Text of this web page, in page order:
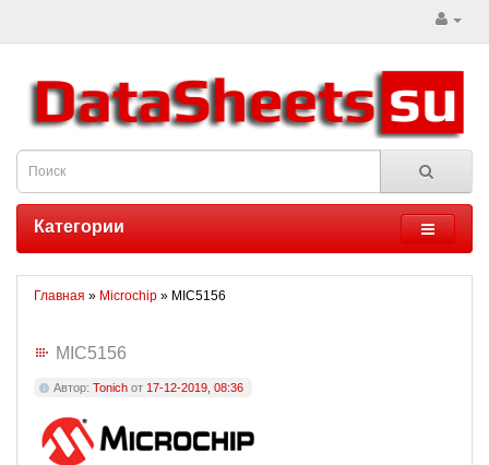
Категории
Главная » Microchip » MIC5156
MIC5156
Автор: Tonich от 17-12-2019, 08:36